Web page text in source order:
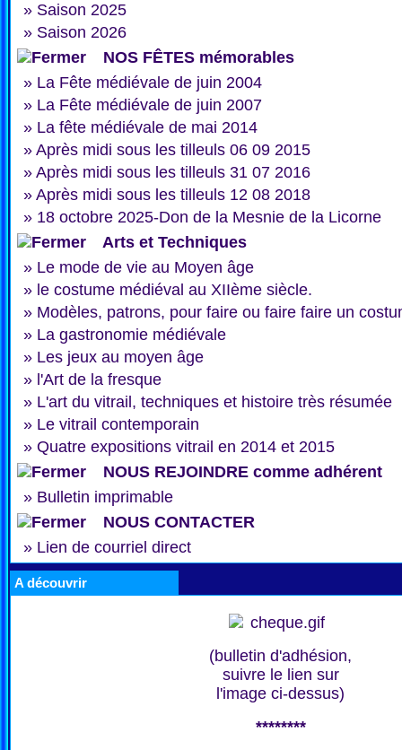
» Saison 2025
» Saison 2026
NOS FÊTES mémorables
» La Fête médiévale de juin 2004
» La Fête médiévale de juin 2007
» La fête médiévale de mai 2014
» Après midi sous les tilleuls 06 09 2015
» Après midi sous les tilleuls 31 07 2016
» Après midi sous les tilleuls 12 08 2018
» 18 octobre 2025-Don de la Mesnie de la Licorne
Arts et Techniques
» Le mode de vie au Moyen âge
» le costume médiéval au XIIème siècle.
» Modèles, patrons, pour faire ou faire faire un
» La gastronomie médiévale
» Les jeux au moyen âge
» l'Art de la fresque
» L'art du vitrail, techniques et histoire très résumée
» Le vitrail contemporain
» Quatre expositions vitrail en 2014 et 2015
NOUS REJOINDRE comme adhérent
» Bulletin imprimable
NOUS CONTACTER
» Lien de courriel direct
A découvrir
(bulletin d'adhésion,
suivre le lien sur
l'image ci-dessus)
********